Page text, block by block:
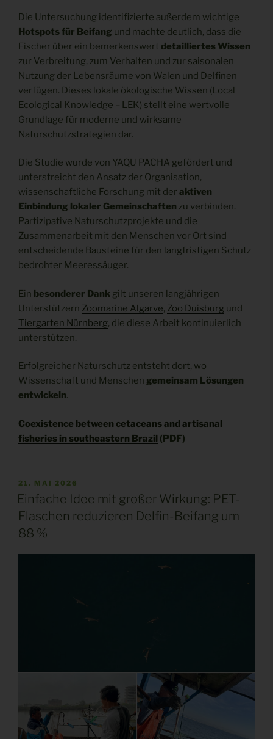
Die Untersuchung identifizierte außerdem wichtige
Hotspots für Beifang und machte deutlich, dass die
Fischer über ein bemerkenswert detailliertes Wissen
zur Verbreitung, zum Verhalten und zur saisonalen
Nutzung der Lebensräume von Walen und Delfinen
verfügen. Dieses lokale ökologische Wissen (Local
Ecological Knowledge – LEK) stellt eine wertvolle
Grundlage für moderne und wirksame
Naturschutzstrategien dar.
Die Studie wurde von YAQU PACHA gefördert und
unterstreicht den Ansatz der Organisation,
wissenschaftliche Forschung mit der aktiven
Einbindung lokaler Gemeinschaften zu verbinden.
Partizipative Naturschutzprojekte und die
Zusammenarbeit mit den Menschen vor Ort sind
entscheidende Bausteine für den langfristigen Schutz
bedrohter Meeressäuger.
Ein besonderer Dank gilt unseren langjährigen
Unterstützern Zoomarine Algarve, Zoo Duisburg und
Tiergarten Nürnberg, die diese Arbeit kontinuierlich
unterstützen.
Erfolgreicher Naturschutz entsteht dort, wo
Wissenschaft und Menschen gemeinsam Lösungen
entwickeln.
Coexistence between cetaceans and artisanal
fisheries in southeastern Brazil (PDF)
VERÖFFENTLICHT
AM
21. MAI 2026
Einfache Idee mit großer Wirkung: PET-
Flaschen reduzieren Delfin-Beifang um
88 %